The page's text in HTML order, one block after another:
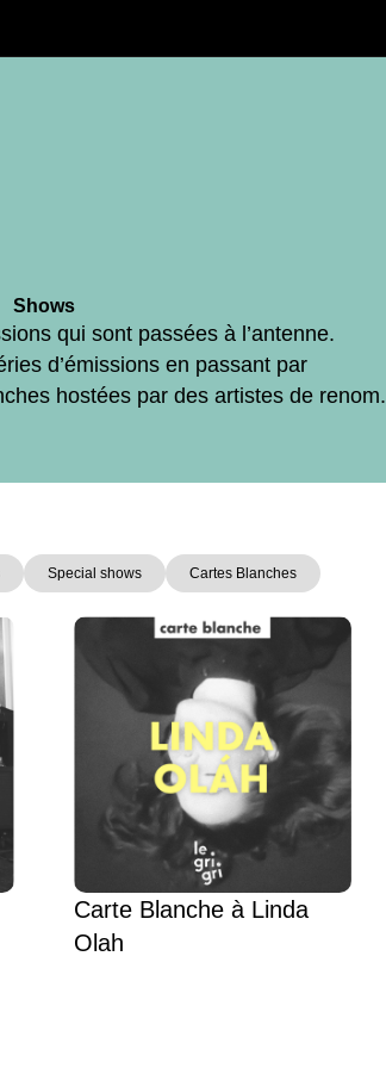
Shows
qui sont passées à l’antenne.
d’émissions en passant par
hostées par des artistes de renom.
Special shows Cartes Blanches
Carte Blanche à Linda
Olah
PagePage